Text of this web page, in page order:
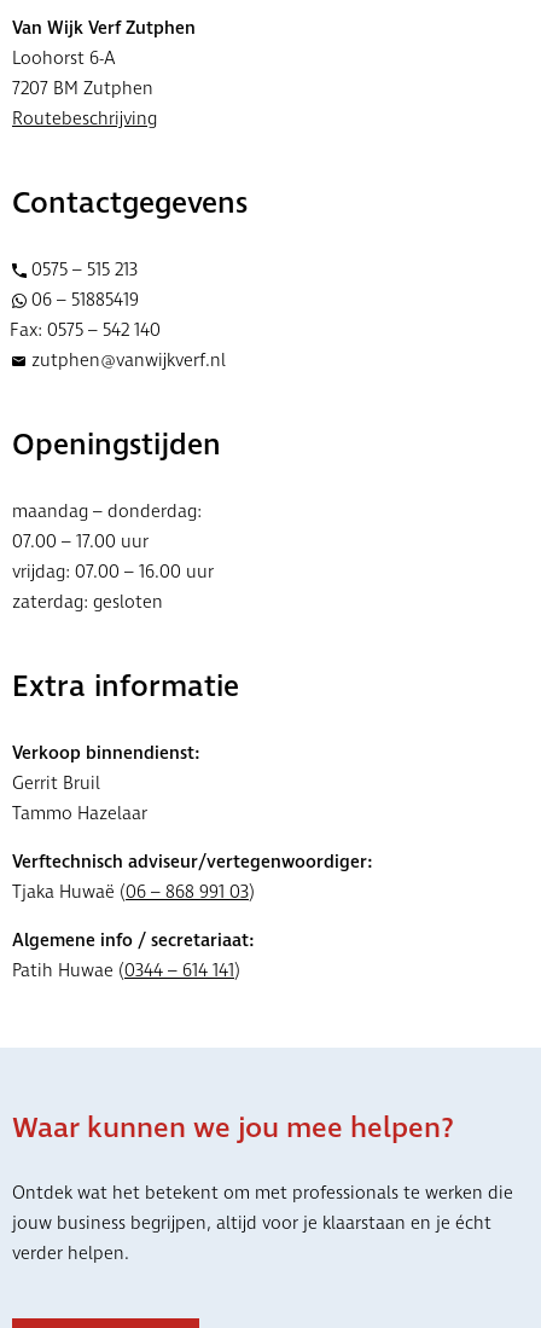
Van Wijk Verf Zutphen
Loohorst 6-A
7207 BM Zutphen
Routebeschrijving
Contactgegevens
0575 – 515 213
06 – 51885419
Fax: 0575 – 542 140
zutphen@vanwijkverf.nl
Openingstijden
maandag – donderdag:
07.00 – 17.00 uur
vrijdag: 07.00 – 16.00 uur
zaterdag: gesloten
Extra informatie
Verkoop binnendienst:
Gerrit Bruil
Tammo Hazelaar
Verftechnisch adviseur/vertegenwoordiger:
Tjaka Huwaë (06 – 868 991 03)
Algemene info / secretariaat:
Patih Huwae (0344 – 614 141)
Waar kunnen we jou mee helpen?
Ontdek wat het betekent om met professionals te werken die
jouw business begrijpen, altijd voor je klaarstaan en je écht
verder helpen.